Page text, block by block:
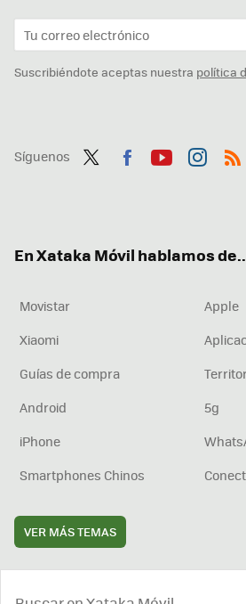
Suscribiéndote aceptas nuestra política
Síguenos
En Xataka Móvil hablamos
Movistar
Apple
Xiaomi
Guías de compra
Android
5g
iPhone
Smartphones Chinos
VER MÁS TEMAS